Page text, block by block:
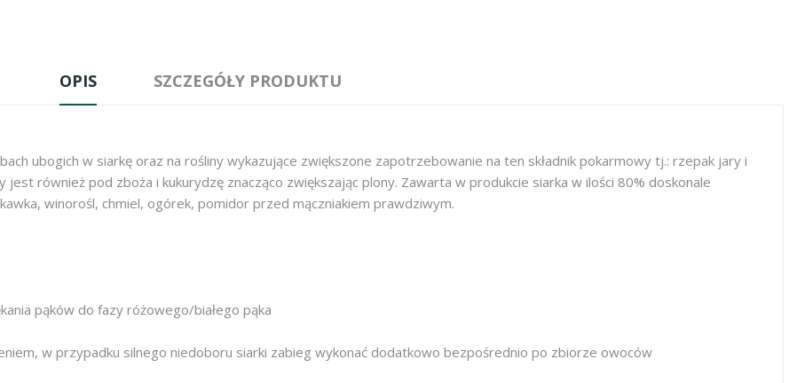
OPIS SZCZEGÓŁY PRODUKTU
ubogich w siarkę oraz na rośliny wykazujące zwiększone zapotrzebowanie na ten składnik pokarmowy tj.: rzepak jary i
również pod zboża i kukurydzę znacząco zwiększając plony. Zawarta w produkcie siarka w ilości 80% doskonale
winorośl, chmiel, ogórek, pomidor przed mączniakiem prawdziwym.
pąków do fazy różowego/białego pąka
w przypadku silnego niedoboru siarki zabieg wykonać dodatkowo bezpośrednio po zbiorze owoców